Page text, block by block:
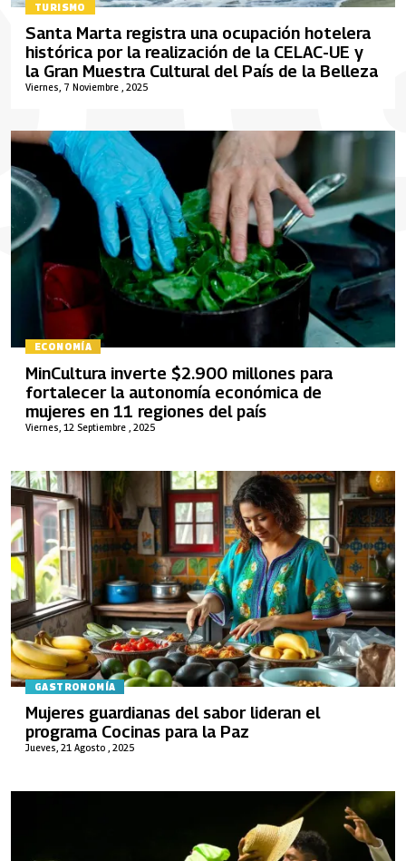
TURISMO
Viernes, 7 Noviembre , 2025
Santa Marta registra una ocupación hotelera
histórica por la realización de la CELAC-UE y
la Gran Muestra Cultural del País de la Belleza
ECONOMÍA
Viernes, 12 Septiembre , 2025
MinCultura inverte $2.900 millones para
fortalecer la autonomía económica de
mujeres en 11 regiones del país
GASTRONOMÍA
Jueves, 21 Agosto , 2025
Mujeres guardianas del sabor lideran el
programa Cocinas para la Paz